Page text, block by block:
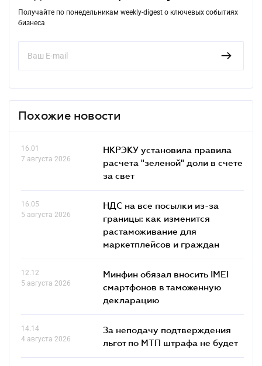
Получайте по понедельникам weekly-digest о ключевых событиях
бизнеса
Похожие новости
16.01
7 августа 2026
НКРЭКУ установила правила
расчета "зеленой" доли в счете
за свет
16.05
5 августа 2026
НДС на все посылки из-за
границы: как изменится
растаможивание для
маркетплейсов и граждан
12.12
5 августа 2026
Минфин обязал вносить IMEI
смартфонов в таможенную
декларацию
14.14
4 августа 2026
За неподачу подтверждения
льгот по МТП штрафа не будет